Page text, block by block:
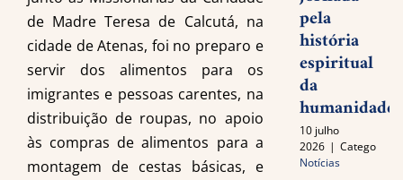
de Madre Teresa de Calcutá, na
cidade de Atenas, foi no preparo e
servir dos alimentos para os
imigrantes e pessoas carentes, na
distribuição de roupas, no apoio
às compras de alimentos para a
montagem de cestas básicas, e
pela
história
espiritual
da
humanidade
10 julho
2026 | Categories:
Notícias